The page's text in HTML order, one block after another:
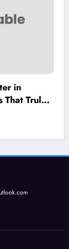
in
That Truly